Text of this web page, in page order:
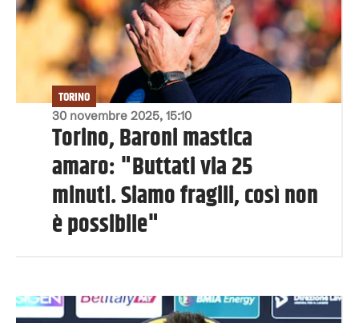
30 novembre 2025, 15:10
TORINO
Torino, Baroni mastica
amaro: "Buttati via 25
minuti. Siamo fragili, così non
è possibile"